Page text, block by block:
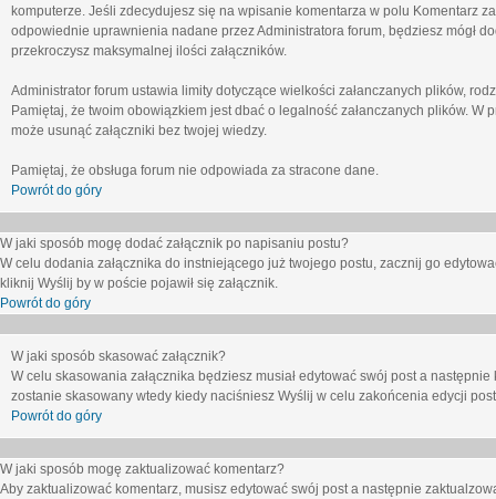
komputerze. Jeśli zdecydujesz się na wpisanie komentarza w polu Komentarz
odpowiednie uprawnienia nadane przez Administratora forum, będziesz mógł
przekroczysz maksymalnej ilości załączników.
Administrator forum ustawia limity dotyczące wielkości załanczanych plików,
Pamiętaj, że twoim obowiązkiem jest dbać o legalność załanczanych plików.
może usunąć załączniki bez twojej wiedzy.
Pamiętaj, że obsługa forum nie odpowiada za stracone dane.
Powrót do góry
W jaki sposób mogę dodać załącznik po napisaniu postu?
W celu dodania załącznika do instniejącego już twojego postu, zacznij go
kliknij Wyślij by w poście pojawił się załącznik.
Powrót do góry
W jaki sposób skasować załącznik?
W celu skasowania załącznika będziesz musiał edytować swój post a
zostanie skasowany wtedy kiedy naciśniesz Wyślij w celu zakońcenia edycji
Powrót do góry
W jaki sposób mogę zaktualizować komentarz?
Aby zaktualizować komentarz, musisz edytować swój post a następnie